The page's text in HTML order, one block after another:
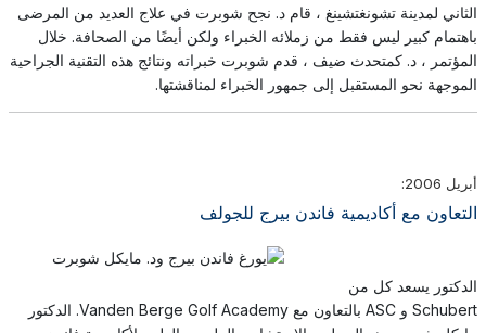
الثاني لمدينة تشونغتشينغ ، قام د. نجح شوبرت في علاج العديد من المرضى
باهتمام كبير ليس فقط من زملائه الخبراء ولكن أيضًا من الصحافة. خلال
المؤتمر ، د. كمتحدث ضيف ، قدم شوبرت خبراته ونتائج هذه التقنية الجراحية
الموجهة نحو المستقبل إلى جمهور الخبراء لمناقشتها.
أبريل 2006:
التعاون مع أكاديمية فاندن بيرج للجولف
الدكتور يسعد كل من
Schubert و ASC بالتعاون مع Vanden Berge Golf Academy. الدكتور